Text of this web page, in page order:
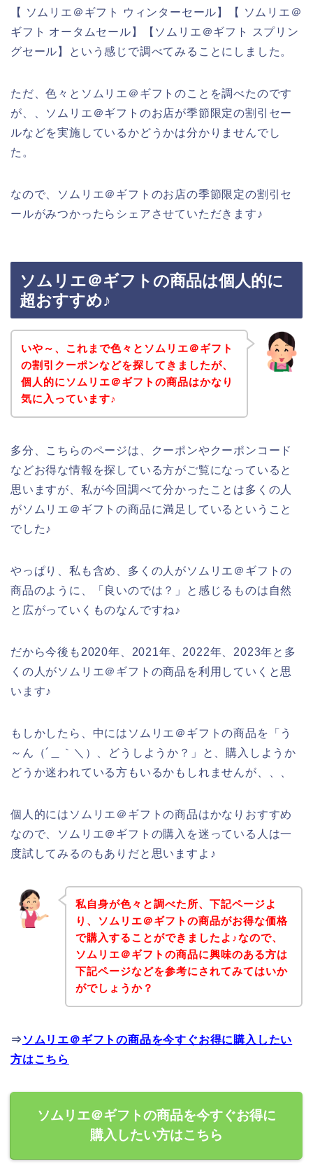
【 ソムリエ＠ギフト ウィンターセール】【 ソムリエ＠
ギフト オータムセール】【ソムリエ＠ギフト スプリン
グセール】という感じで調べてみることにしました。
ただ、色々とソムリエ＠ギフトのことを調べたのです
が、、ソムリエ＠ギフトのお店が季節限定の割引セー
ルなどを実施しているかどうかは分かりませんでし
た。
なので、ソムリエ＠ギフトのお店の季節限定の割引セ
ールがみつかったらシェアさせていただきます♪
ソムリエ＠ギフトの商品は個人的に
超おすすめ♪
いや～、これまで色々とソムリエ＠ギフト
の割引クーポンなどを探してきましたが、
個人的にソムリエ＠ギフトの商品はかなり
気に入っています♪
多分、こちらのページは、クーポンやクーポンコード
などお得な情報を探している方がご覧になっていると
思いますが、私が今回調べて分かったことは多くの人
がソムリエ＠ギフトの商品に満足しているということ
でした♪
やっぱり、私も含め、多くの人がソムリエ＠ギフトの
商品のように、「良いのでは？」と感じるものは自然
と広がっていくものなんですね♪
だから今後も2020年、2021年、2022年、2023年と多
くの人がソムリエ＠ギフトの商品を利用していくと思
います♪
もしかしたら、中にはソムリエ＠ギフトの商品を「う
～ん（´＿｀＼）、どうしようか？」と、購入しようか
どうか迷われている方もいるかもしれませんが、、、
個人的にはソムリエ＠ギフトの商品はかなりおすすめ
なので、ソムリエ＠ギフトの購入を迷っている人は一
度試してみるのもありだと思いますよ♪
私自身が色々と調べた所、下記ページよ
り、ソムリエ＠ギフトの商品がお得な価格
で購入することができましたよ♪なので、
ソムリエ＠ギフトの商品に興味のある方は
下記ページなどを参考にされてみてはいか
がでしょうか？
⇒ ソムリエ＠ギフトの商品を今すぐお得に購入したい
方はこちら
ソムリエ＠ギフトの商品を今すぐお得に
購入したい方はこちら